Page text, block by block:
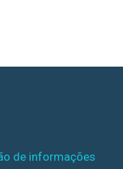
de informações